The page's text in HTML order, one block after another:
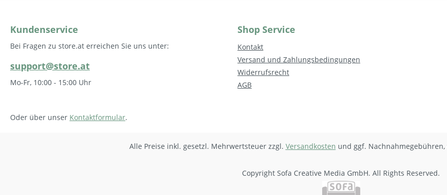
Kundenservice
Bei Fragen zu store.at erreichen Sie uns unter:
support@store.at
Mo-Fr, 10:00 - 15:00 Uhr
Oder über unser Kontaktformular.
Shop Service
Kontakt
Versand und Zahlungsbedingungen
Widerrufsrecht
AGB
Alle Preise inkl. gesetzl. Mehrwertsteuer zzgl. Versandkosten und ggf.
Copyright Sofa Creative Media GmbH. All Rights Reserved.